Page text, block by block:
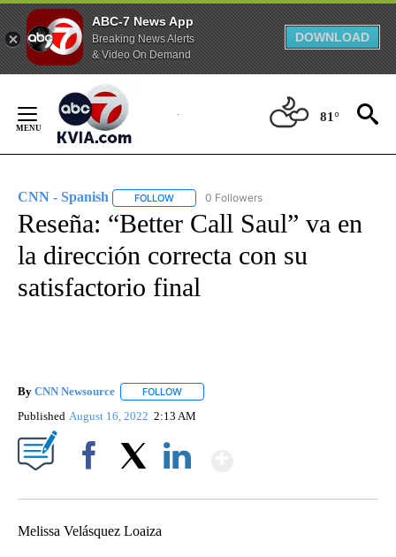
ABC-7 News App
Breaking News Alerts
& Video On Demand
DOWNLOAD
Content
81°
CNN - Spanish FOLLOW FOLLOW "CNN - SPANISH" TO RECEIVE
0 Followers
Reseña: “Better Call Saul” va en
la dirección correcta con su
satisfactorio final
By CNN Newsource FOLLOW
Published August 16, 2022 2:13 AM
Melissa Velásquez Loaiza